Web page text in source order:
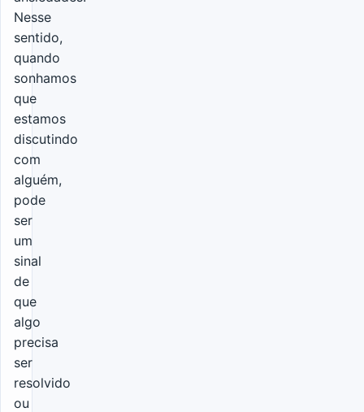
Nesse
sentido,
quando
sonhamos
que
estamos
discutindo
com
alguém,
pode
ser
um
sinal
de
que
algo
precisa
ser
resolvido
ou